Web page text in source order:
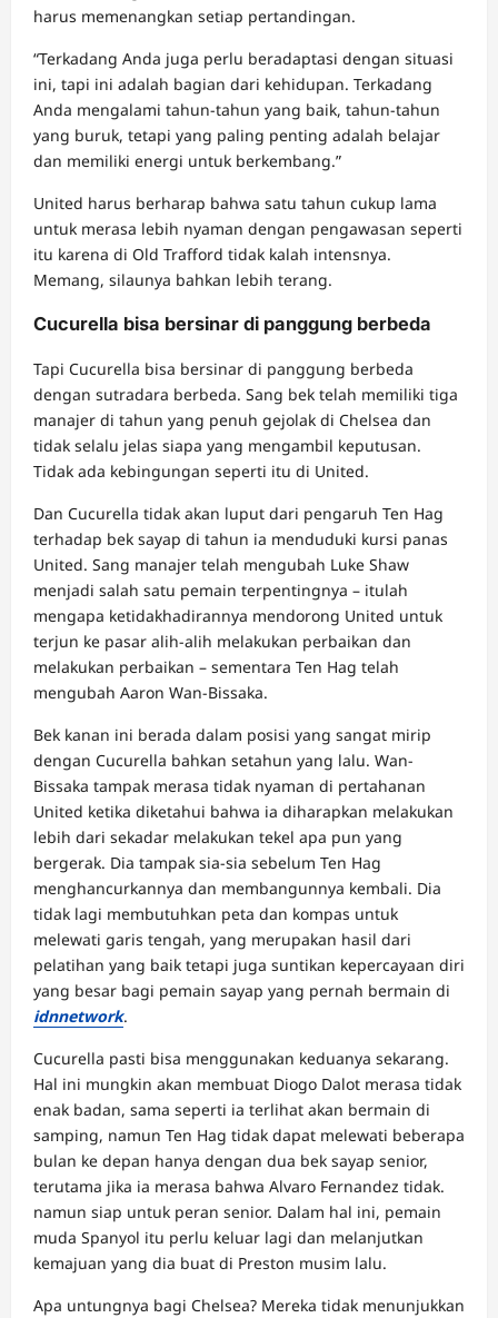
harus memenangkan setiap pertandingan.
“Terkadang Anda juga perlu beradaptasi dengan situasi
ini, tapi ini adalah bagian dari kehidupan. Terkadang
Anda mengalami tahun-tahun yang baik, tahun-tahun
yang buruk, tetapi yang paling penting adalah belajar
dan memiliki energi untuk berkembang.”
United harus berharap bahwa satu tahun cukup lama
untuk merasa lebih nyaman dengan pengawasan seperti
itu karena di Old Trafford tidak kalah intensnya.
Memang, silaunya bahkan lebih terang.
Cucurella bisa bersinar di panggung berbeda
Tapi Cucurella bisa bersinar di panggung berbeda
dengan sutradara berbeda. Sang bek telah memiliki tiga
manajer di tahun yang penuh gejolak di Chelsea dan
tidak selalu jelas siapa yang mengambil keputusan.
Tidak ada kebingungan seperti itu di United.
Dan Cucurella tidak akan luput dari pengaruh Ten Hag
terhadap bek sayap di tahun ia menduduki kursi panas
United. Sang manajer telah mengubah Luke Shaw
menjadi salah satu pemain terpentingnya – itulah
mengapa ketidakhadirannya mendorong United untuk
terjun ke pasar alih-alih melakukan perbaikan dan
melakukan perbaikan – sementara Ten Hag telah
mengubah Aaron Wan-Bissaka.
Bek kanan ini berada dalam posisi yang sangat mirip
dengan Cucurella bahkan setahun yang lalu. Wan-
Bissaka tampak merasa tidak nyaman di pertahanan
United ketika diketahui bahwa ia diharapkan melakukan
lebih dari sekadar melakukan tekel apa pun yang
bergerak. Dia tampak sia-sia sebelum Ten Hag
menghancurkannya dan membangunnya kembali. Dia
tidak lagi membutuhkan peta dan kompas untuk
melewati garis tengah, yang merupakan hasil dari
pelatihan yang baik tetapi juga suntikan kepercayaan diri
yang besar bagi pemain sayap yang pernah bermain di
idnnetwork.
Cucurella pasti bisa menggunakan keduanya sekarang.
Hal ini mungkin akan membuat Diogo Dalot merasa tidak
enak badan, sama seperti ia terlihat akan bermain di
samping, namun Ten Hag tidak dapat melewati beberapa
bulan ke depan hanya dengan dua bek sayap senior,
terutama jika ia merasa bahwa Alvaro Fernandez tidak.
namun siap untuk peran senior. Dalam hal ini, pemain
muda Spanyol itu perlu keluar lagi dan melanjutkan
kemajuan yang dia buat di Preston musim lalu.
Apa untungnya bagi Chelsea? Mereka tidak menunjukkan